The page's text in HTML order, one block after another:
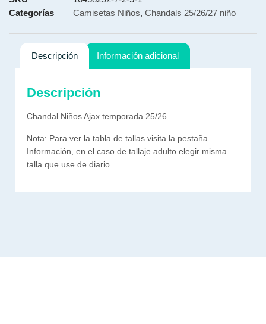
Categorías
Camisetas Niños, Chandals 25/26/27 niño
Descripción Información adicional
Descripción
Chandal Niños Ajax temporada 25/26
Nota: Para ver la tabla de tallas visita la pestaña
Información, en el caso de tallaje adulto elegir misma
talla que use de diario.